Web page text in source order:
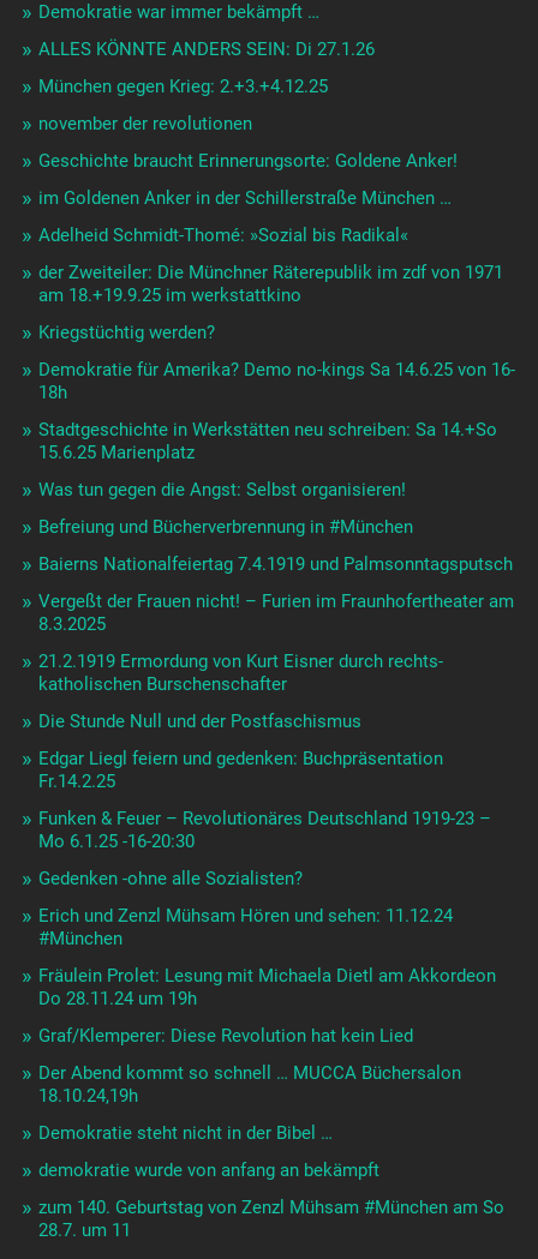
Demokratie war immer bekämpft …
ALLES KÖNNTE ANDERS SEIN: Di 27.1.26
München gegen Krieg: 2.+3.+4.12.25
november der revolutionen
Geschichte braucht Erinnerungsorte: Goldene Anker!
im Goldenen Anker in der Schillerstraße München …
Adelheid Schmidt-Thomé: »Sozial bis Radikal«
der Zweiteiler: Die Münchner Räterepublik im zdf von 1971
am 18.+19.9.25 im werkstattkino
Kriegstüchtig werden?
Demokratie für Amerika? Demo no-kings Sa 14.6.25 von 16-
18h
Stadtgeschichte in Werkstätten neu schreiben: Sa 14.+So
15.6.25 Marienplatz
Was tun gegen die Angst: Selbst organisieren!
Befreiung und Bücherverbrennung in #München
Baierns Nationalfeiertag 7.4.1919 und Palmsonntagsputsch
Vergeßt der Frauen nicht! – Furien im Fraunhofertheater am
8.3.2025
21.2.1919 Ermordung von Kurt Eisner durch rechts-
katholischen Burschenschafter
Die Stunde Null und der Postfaschismus
Edgar Liegl feiern und gedenken: Buchpräsentation
Fr.14.2.25
Funken & Feuer – Revolutionäres Deutschland 1919-23 –
Mo 6.1.25 -16-20:30
Gedenken -ohne alle Sozialisten?
Erich und Zenzl Mühsam Hören und sehen: 11.12.24
#München
Fräulein Prolet: Lesung mit Michaela Dietl am Akkordeon
Do 28.11.24 um 19h
Graf/Klemperer: Diese Revolution hat kein Lied
Der Abend kommt so schnell … MUCCA Büchersalon
18.10.24,19h
Demokratie steht nicht in der Bibel …
demokratie wurde von anfang an bekämpft
zum 140. Geburtstag von Zenzl Mühsam #München am So
28.7. um 11